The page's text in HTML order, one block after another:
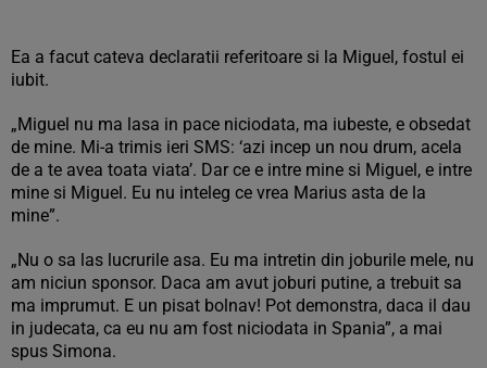
Ea a facut cateva declaratii referitoare si la Miguel, fostul ei
iubit.
„Miguel nu ma lasa in pace niciodata, ma iubeste, e obsedat
de mine. Mi-a trimis ieri SMS: ‘azi incep un nou drum, acela
de a te avea toata viata’. Dar ce e intre mine si Miguel, e intre
mine si Miguel. Eu nu inteleg ce vrea Marius asta de la
mine”.
„Nu o sa las lucrurile asa. Eu ma intretin din joburile mele, nu
am niciun sponsor. Daca am avut joburi putine, a trebuit sa
ma imprumut. E un pisat bolnav! Pot demonstra, daca il dau
in judecata, ca eu nu am fost niciodata in Spania”, a mai
spus Simona.